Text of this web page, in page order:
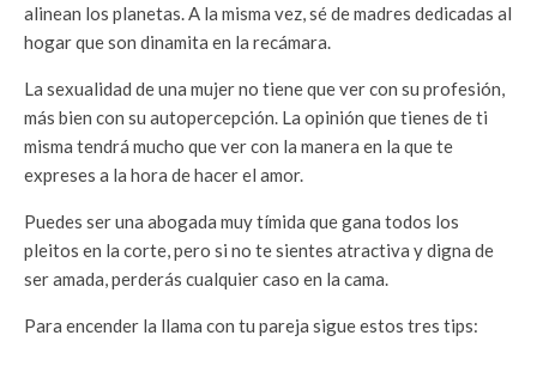
alinean los planetas. A la misma vez, sé de madres dedicadas al
hogar que son dinamita en la recámara.
La sexualidad de una mujer no tiene que ver con su profesión,
más bien con su autopercepción. La opinión que tienes de ti
misma tendrá mucho que ver con la manera en la que te
expreses a la hora de hacer el amor.
Puedes ser una abogada muy tímida que gana todos los
pleitos en la corte, pero si no te sientes atractiva y digna de
ser amada, perderás cualquier caso en la cama.
Para encender la llama con tu pareja sigue estos tres tips: